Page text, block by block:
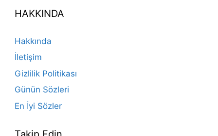
b
o
o
k
a
HAKKINDA
Hakkında
İletişim
Gizlilik Politikası
Günün Sözleri
En İyi Sözler